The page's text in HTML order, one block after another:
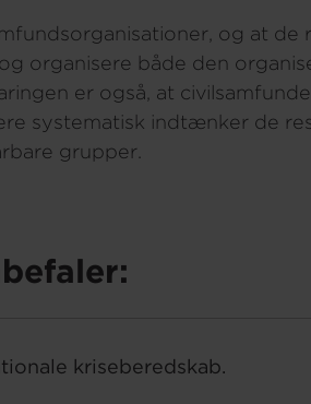
og at de
organisere både den
er også, at
systematisk indtænker de
grupper.
kriseberedskab.